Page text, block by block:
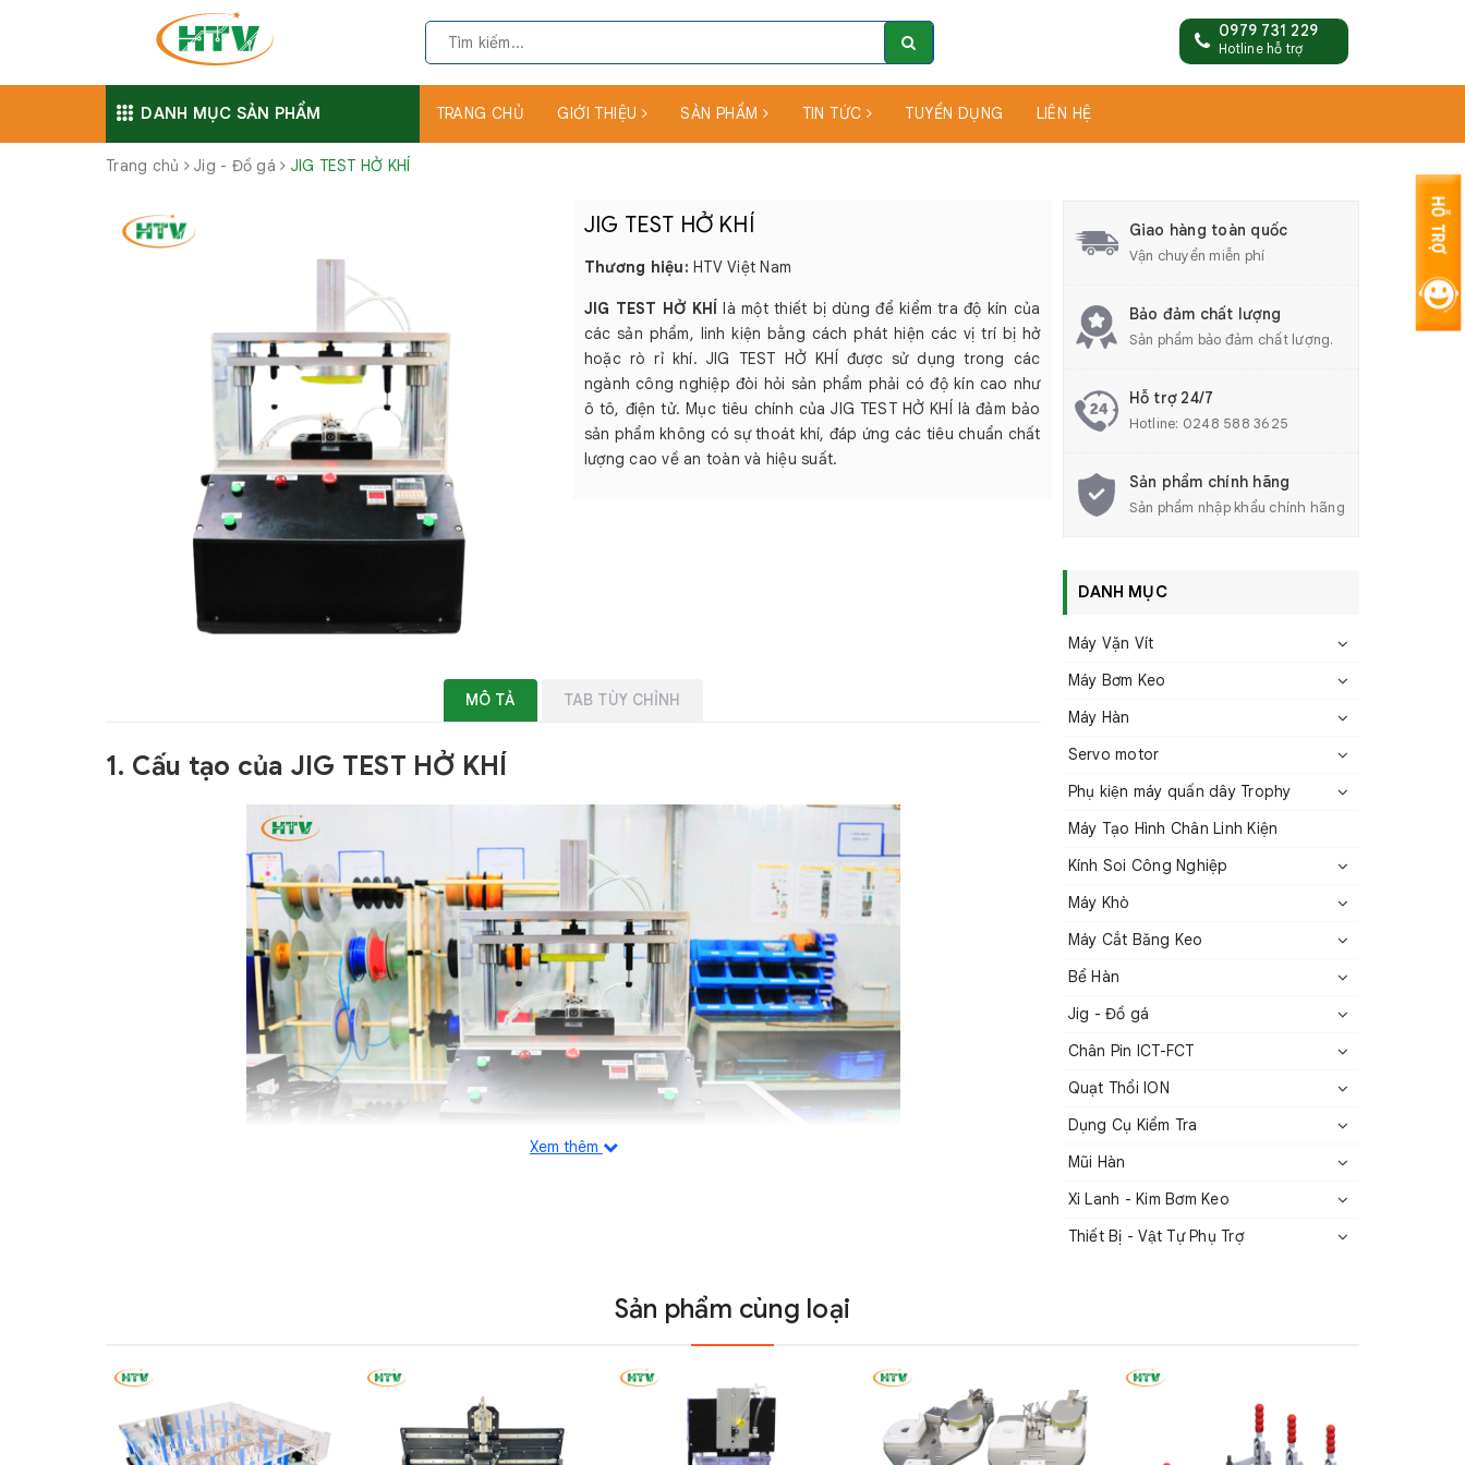
0979 731 229
Hotline hỗ trợ
DANH MỤC SẢN PHẨM TRANG CHỦ GIỚI THIỆU SẢN PHẨM TIN TỨC TUYỂN DỤNG LIÊN HỆ
Trang chủ Jig - Đồ gá JIG TEST HỞ KHÍ
JIG TEST HỞ KHÍ
Thương hiệu: HTV Việt Nam
JIG TEST HỞ KHÍ là một thiết bị dùng để kiểm tra độ kín của
các sản phẩm, linh kiện bằng cách phát hiện các vị trí bị hở
hoặc rò rỉ khí. JIG TEST HỞ KHÍ được sử dụng trong các
ngành công nghiệp đòi hỏi sản phẩm phải có độ kín cao như
ô tô, điện tử. Mục tiêu chính của JIG TEST HỞ KHÍ là đảm bảo
sản phẩm không có sự thoát khí, đáp ứng các tiêu chuẩn chất
lượng cao về an toàn và hiệu suất.
MÔ TẢ TAB TÙY CHỈNH
1. Cấu tạo của JIG TEST HỞ KHÍ
Là phần cấu trúc giúp giữ chặt sản phẩm trong quá trình kiểm tra.
Van điều chỉnh áp suất:
Giúp kiểm soát và điều chỉnh lượng khí nén bơm vào sản phẩm trong quá trình thử
nghiệm.
Xem thêm
Giao hàng toàn quốc
Vận chuyển miễn phí
Bảo đảm chất lượng
Sản phẩm bảo đảm chất lượng.
Hỗ trợ 24/7
Hotline: 0248 588 3625
Sản phẩm chính hãng
Sản phẩm nhập khẩu chính hãng
DANH MỤC
Máy Vặn Vít
Máy Bơm Keo
Máy Hàn
Servo motor
Phụ kiện máy quấn dây Trophy
Máy Tạo Hình Chân Linh Kiện
Kính Soi Công Nghiệp
Máy Khò
Máy Cắt Băng Keo
Bể Hàn
Jig - Đồ gá
Chân Pin ICT-FCT
Quạt Thổi ION
Dụng Cụ Kiểm Tra
Mũi Hàn
Xi Lanh - Kim Bơm Keo
Thiết Bị - Vật Tự Phụ Trợ
Sản phẩm cùng loại